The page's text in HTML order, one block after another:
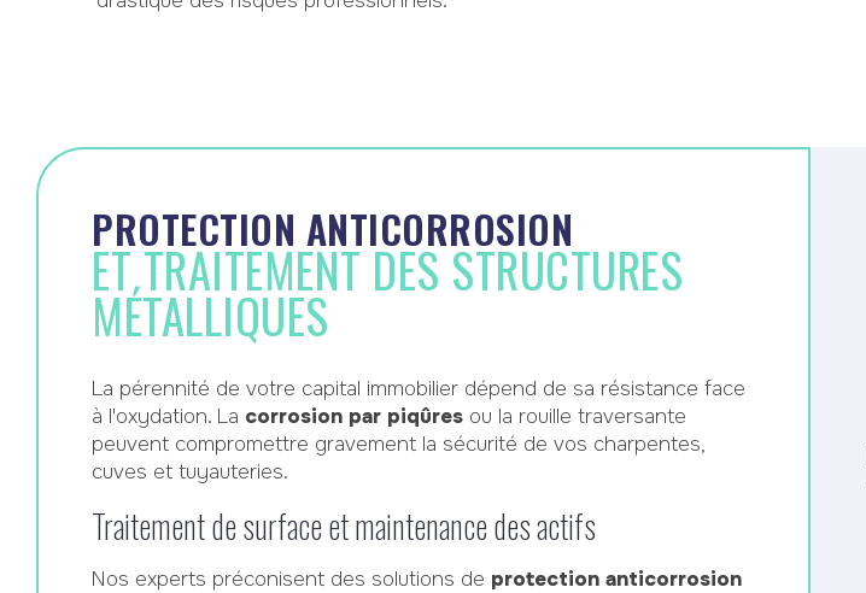
PROTECTION ANTICORROSION
ET TRAITEMENT DES STRUCTURES
MÉTALLIQUES
La pérennité de votre capital immobilier dépend de sa résistance face
à l'oxydation. La corrosion par piqûres ou la rouille traversante
peuvent compromettre gravement la sécurité de vos charpentes,
cuves et tuyauteries.
Traitement de surface et maintenance des actifs
Nos experts préconisent des solutions de protection anticorrosion